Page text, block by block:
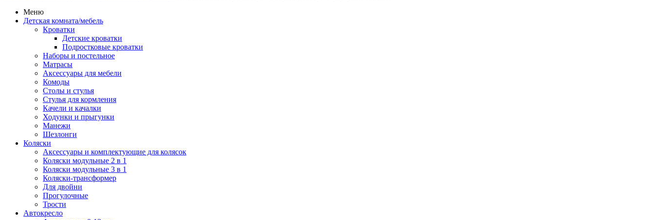
Меню
Детская комната/мебель
Кроватки
Детские кроватки
Подростковые кроватки
Наборы и постельное
Матрасы
Аксессуары для мебели
Комоды
Столы и стулья
Стулья для кормления
Качели и качалки
Ходунки и прыгунки
Манежи
Шезлонги
Коляски
Аксессуары и комплектующие для колясок
Коляски модульные 2 в 1
Коляски модульные 3 в 1
Коляски-трансформер
Для двойни
Прогулочные
Трости
Автокресло